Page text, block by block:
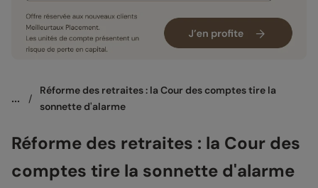
... /
Réforme des retraites : la Cour des comptes tire la
sonnette d'alarme
Réforme des retraites : la Cour des
comptes tire la sonnette d'alarme